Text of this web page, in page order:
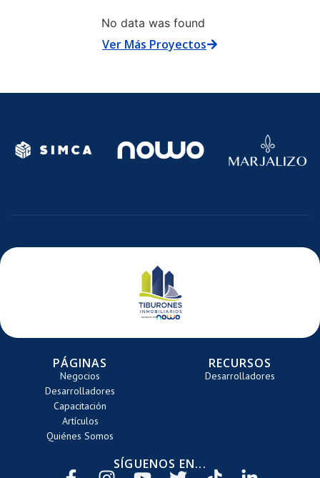
No data was found
Ver Más Proyectos
ENLACE
DE
IMAGEN
CARRETE
ENLACE
DE
DE
PÁGINAS
Negocios
Desarrolladores
Capacitación
Artículos
Quiénes Somos
RECURSOS
Desarrolladores
SÍGUENOS EN...